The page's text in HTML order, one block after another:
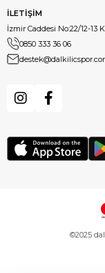
İLETİŞİM
İzmir Caddesi No:22/12-13
0850 333 36 06
©2025